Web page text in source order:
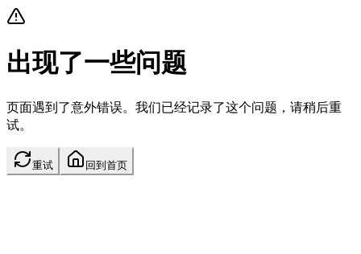
出现了一些问题
页面遇到了意外错误。我们已经记录了这个问题，请稍后重
试。
重试 回到首页